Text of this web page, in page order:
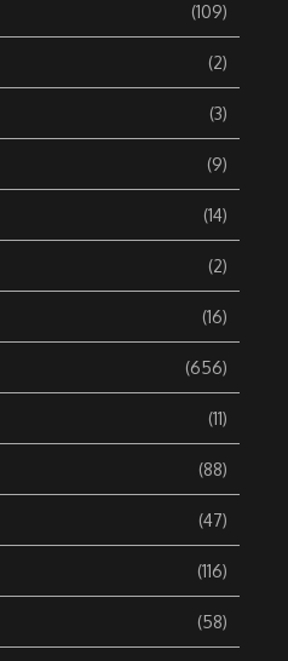
(109)
(2)
(3)
(9)
(14)
(2)
(16)
(656)
(11)
(88)
(47)
(116)
(58)